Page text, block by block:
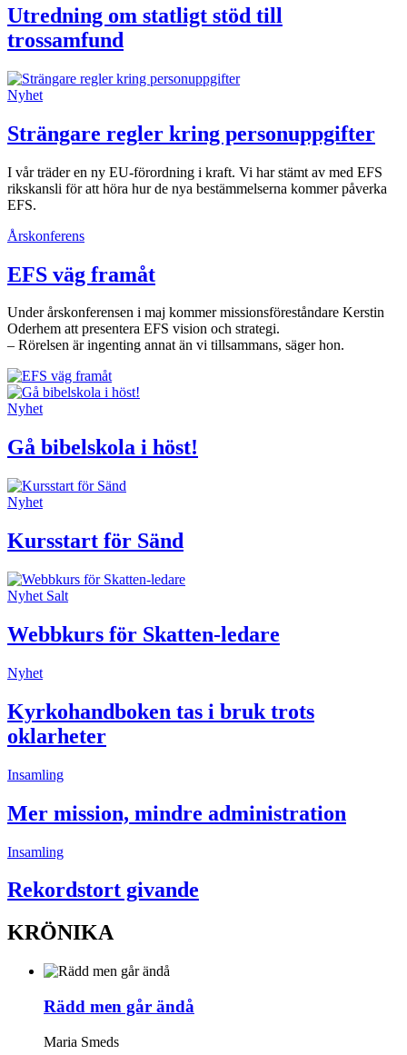
Utredning om statligt stöd till
trossamfund
Nyhet
Strängare regler kring personuppgifter
I vår träder en ny EU-förordning i kraft. Vi har stämt av med EFS
rikskansli för att höra hur de nya bestämmelserna kommer påverka
EFS.
Årskonferens
EFS väg framåt
Under årskonferensen i maj kommer missionsföreståndare Kerstin
Oderhem att presentera EFS vision och strategi.
– Rörelsen är ingenting annat än vi tillsammans, säger hon.
Nyhet
Gå bibelskola i höst!
Nyhet
Kursstart för Sänd
Nyhet Salt
Webbkurs för Skatten-ledare
Nyhet
Kyrkohandboken tas i bruk trots
oklarheter
Insamling
Mer mission, mindre administration
Insamling
Rekordstort givande
KRÖNIKA
Rädd men går ändå
Maria Smeds